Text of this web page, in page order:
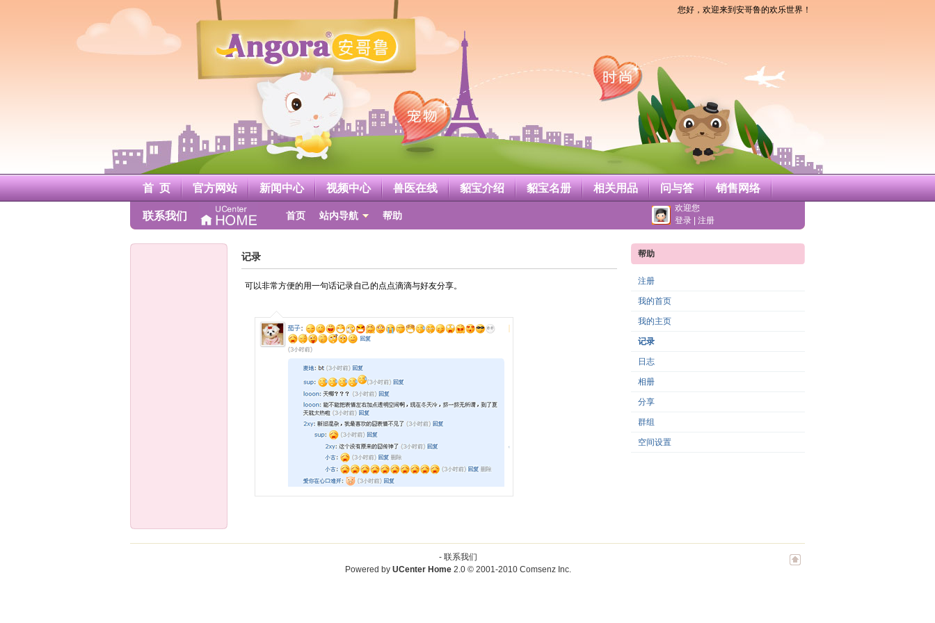
您好，欢迎来到安哥鲁的欢乐世界！
站
首 页 官方网站 新闻中心 视频中心 兽医在线 貂宝介绍 貂宝名册 相关用品 问与答 销售网络
联系我们 首页 站内导航 帮助
欢迎您
登录
注册
记录
可以非常方便的用一句话记录自己的点点滴滴与好友分享。
帮助
注册
我的首页
我的主页
记录
日志
相册
分享
群组
空间设置
- 联系我们
Powered by UCenter Home 2.0© 2001-2010 Comsenz Inc.